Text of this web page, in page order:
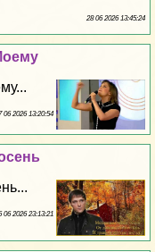
28 06 2026 13:45:24
06 2026 13:20:54
06 2026 23:13:21